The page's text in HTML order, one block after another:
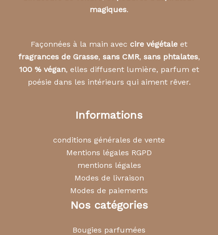
magiques.
Façonnées à la main avec cire végétale et
fragrances de Grasse, sans CMR, sans phtalates,
100 % végan, elles diffusent lumière, parfum et
poésie dans les intérieurs qui aiment rêver.
Informations
conditions générales de vente
Mentions légales RGPD
mentions légales
Modes de livraison
Modes de paiements
Nos catégories
Bougies parfumées